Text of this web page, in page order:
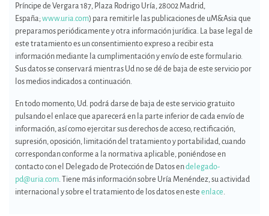
Príncipe de Vergara 187, Plaza Rodrigo Uría, 28002 Madrid,
España;www.uria.com) para remitirle las publicaciones de uM&Asia que
preparamos periódicamente y otra información jurídica. La base legal de
este tratamiento es un consentimiento expreso a recibir esta
información mediante la cumplimentación y envío de este formulario.
Sus datos se conservará mientras Ud no se dé de baja de este servicio por
los medios indicados a continuación.
En todo momento, Ud. podrá darse de baja de este servicio gratuito
pulsando el enlace que aparecerá en la parte inferior de cada envío de
información, así como ejercitar sus derechos de acceso, rectificación,
supresión, oposición, limitación del tratamiento y portabilidad, cuando
correspondan conforme a la normativa aplicable, poniéndose en
contacto con el Delegado de Protección de Datos endelegado-
pd@uria.com. Tiene más información sobre Uría Menéndez, su actividad
internacional y sobre el tratamiento de los datos en este enlace.